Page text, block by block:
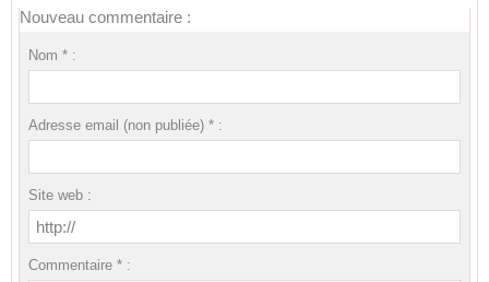
Nouveau commentaire :
Nom * :
Adresse email (non publiée) * :
Site web :
Commentaire * :